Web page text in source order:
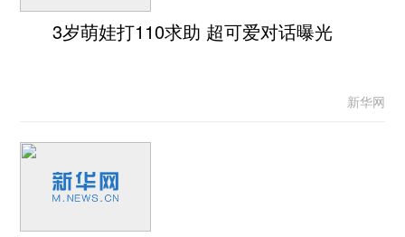
3岁萌娃打110求助 超可爱对话曝光
新华网